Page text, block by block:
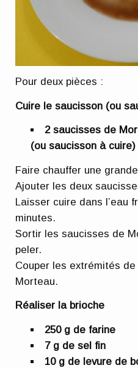
Pour deux pièces :
Cuire le saucisson (ou
2 saucisses de
(ou saucisson à cuire)
Faire chauffer une
Ajouter les deux
Laisser cuire dans l’eau
minutes.
Sortir les saucisses de
peler.
Couper les extrémités
Morteau.
Réaliser la brioche
250 g de farine
7 g de sel fin
10 g de levure de